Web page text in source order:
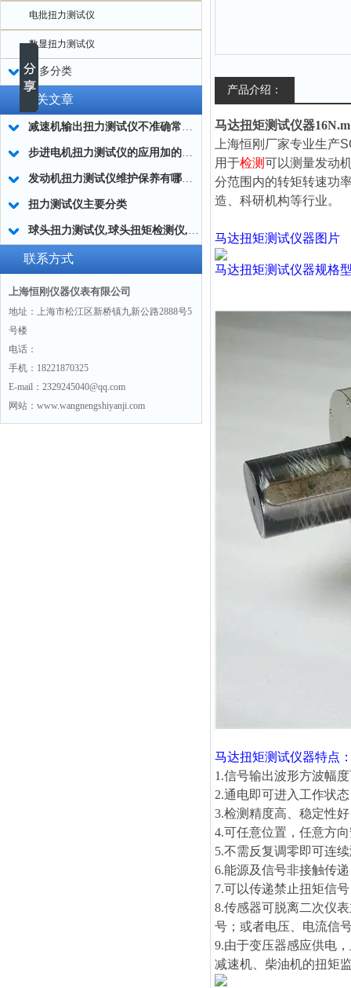
电批扭力测试仪
数显扭力测试仪
更多分类
相关文章
减速机输出扭力测试仪不准确常用的处理方法
步进电机扭力测试仪的应用加的广泛
发动机扭力测试仪维护保养有哪些分类?
扭力测试仪主要分类
球头扭力测试仪,球头扭矩检测仪,汽车球头旋转扭矩测定仪
联系方式
上海恒刚仪器仪表有限公司
地址：上海市松江区新桥镇九新公路2888号5
号楼
电话：
手机：18221870325
E-mail：2329245040@qq.com
网站：www.wangnengshiyanji.com
产品介绍：
马达扭矩测试仪器
上海恒刚厂家专业生产
用于检测可以测量发动
分范围内的转矩转速功
造、科研机构等行业。
马达扭矩测试仪器图片
马达扭矩测试仪器规格
马达扭矩测试仪器特点
1.信号输出波形方波幅
2.通电即可进入工作状
3.检测精度高、稳定性
4.可任意位置，任意方
5.不需反复调零即可连
6.能源及信号非接触传
7.可以传递禁止扭矩信
8.传感器可脱离二次仪
号；或者电压、电流信
9.由于变压器感应供电
减速机、柴油机的扭矩